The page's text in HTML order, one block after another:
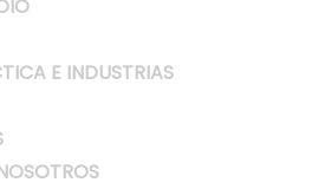
E INDUSTRIAS